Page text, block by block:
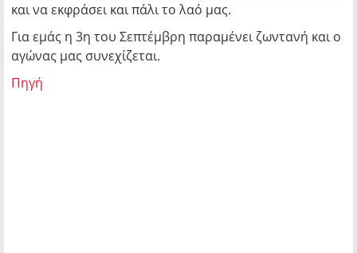
και να εκφράσει και πάλι το λαό μας.
Για εμάς η 3η του Σεπτέμβρη παραμένει ζωντανή και ο
αγώνας μας συνεχίζεται.
Πηγή